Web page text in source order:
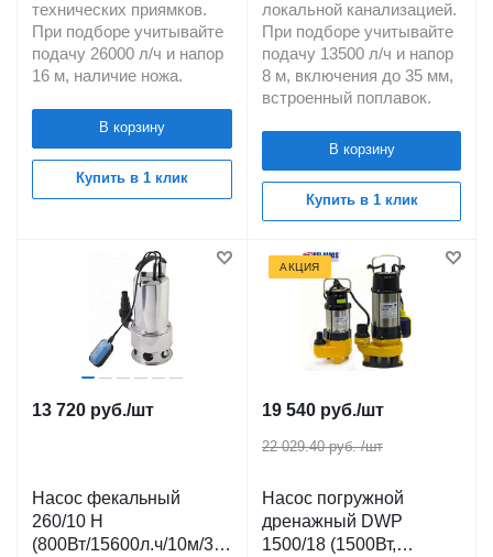
технических приямков.
При подборе учитывайте
подачу 26000 л/ч и напор
16 м, наличие ножа.
В корзину
Купить в 1 клик
локальной канализацией.
При подборе учитывайте
подачу 13500 л/ч и напор
8 м, включения до 35 мм,
встроенный поплавок.
В корзину
Купить в 1 клик
13 720 руб./шт
Насос фекальный
260/10 Н
(800Вт/15600л.ч/10м/35
АКЦИЯ
19 540 руб./шт
22 029.40 руб. /шт
Насос погружной
дренажный DWP
1500/18 (1500Вт,